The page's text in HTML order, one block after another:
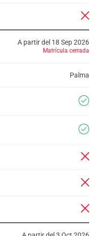
A partir del 18 Sep 2026
Matrícula cerrada
Palma